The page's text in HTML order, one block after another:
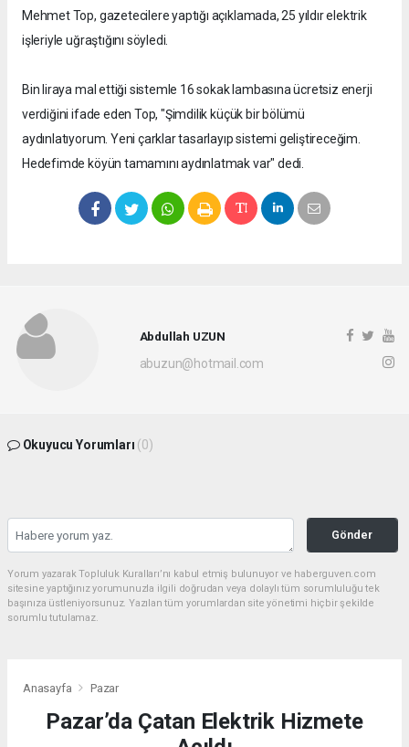
Mehmet Top, gazetecilere yaptığı açıklamada, 25 yıldır elektrik
işleriyle uğraştığını söyledi.
Bin liraya mal ettiği sistemle 16 sokak lambasına ücretsiz enerji
verdiğini ifade eden Top, "Şimdilik küçük bir bölümü
aydınlatıyorum. Yeni çarklar tasarlayıp sistemi geliştireceğim.
Hedefimde köyün tamamını aydınlatmak var" dedi.
Abdullah UZUN
abuzun@hotmail.com
Okuyucu Yorumları (0)
Gönder
Yorum yazarak Topluluk Kuralları’nı kabul etmiş bulunuyor ve haberguven.com
sitesine yaptığınız yorumunuzla ilgili doğrudan veya dolaylı tüm sorumluluğu tek
başınıza üstleniyorsunuz. Yazılan tüm yorumlardan site yönetimi hiçbir şekilde
sorumlu tutulamaz.
Anasayfa Pazar
Pazar’da Çatan Elektrik Hizmete